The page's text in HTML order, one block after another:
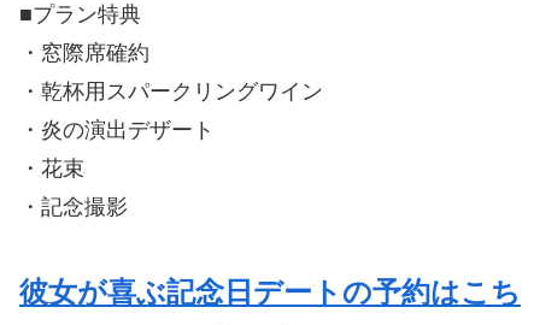
■プラン特典
・窓際席確約
・乾杯用スパークリングワイン
・炎の演出デザート
・花束
・記念撮影
彼女が喜ぶ記念日デートの予約はこち